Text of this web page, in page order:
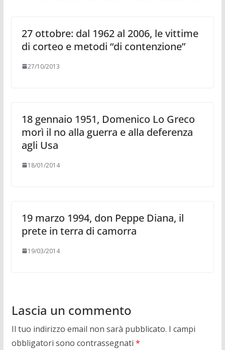
27 ottobre: dal 1962 al 2006, le vittime
di corteo e metodi “di contenzione”
27/10/2013
18 gennaio 1951, Domenico Lo Greco
morì il no alla guerra e alla deferenza
agli Usa
18/01/2014
19 marzo 1994, don Peppe Diana, il
prete in terra di camorra
19/03/2014
Lascia un commento
Il tuo indirizzo email non sarà pubblicato. I campi
obbligatori sono contrassegnati *